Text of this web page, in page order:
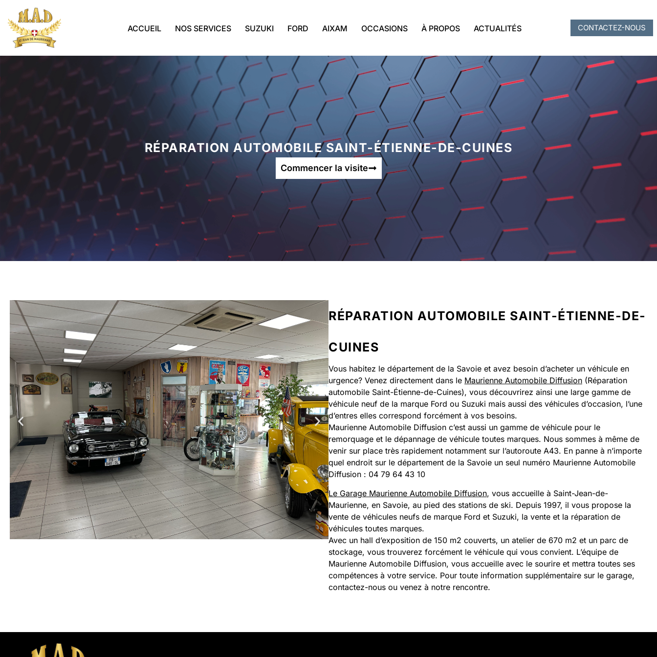
ACCUEIL NOS SERVICES SUZUKI FORD AIXAM OCCASIONS À PROPOS ACTUALITÉS CONTACTEZ-NOUS
RÉPARATION AUTOMOBILE SAINT-ÉTIENNE-DE-CUINES
Commencer la visite
RÉPARATION AUTOMOBILE SAINT-ÉTIENNE-DE-
CUINES
Vous habitez le département de la Savoie et avez besoin d’acheter un véhicule en
urgence? Venez directement dans le Maurienne Automobile Diffusion (Réparation
automobile Saint-Étienne-de-Cuines), vous découvrirez ainsi une large gamme de
véhicule neuf de la marque Ford ou Suzuki mais aussi des véhicules d’occasion, l’une
d’entres elles correspond forcément à vos besoins.
Maurienne Automobile Diffusion c’est aussi un gamme de véhicule pour le
remorquage et le dépannage de véhicule toutes marques. Nous sommes à même de
venir sur place très rapidement notamment sur l’autoroute A43. En panne à n’importe
quel endroit sur le département de la Savoie un seul numéro Maurienne Automobile
Diffusion : 04 79 64 43 10
Le Garage Maurienne Automobile Diffusion, vous accueille à Saint-Jean-de-
Maurienne, en Savoie, au pied des stations de ski. Depuis 1997, il vous propose la
vente de véhicules neufs de marque Ford et Suzuki, la vente et la réparation de
véhicules toutes marques.
Avec un hall d’exposition de 150 m2 couverts, un atelier de 670 m2 et un parc de
stockage, vous trouverez forcément le véhicule qui vous convient. L’équipe de
Maurienne Automobile Diffusion, vous accueille avec le sourire et mettra toutes ses
compétences à votre service. Pour toute information supplémentaire sur le garage,
contactez-nous ou venez à notre rencontre.